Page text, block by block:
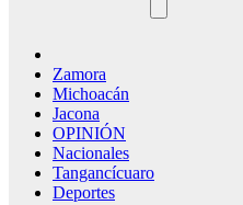
Zamora
Michoacán
Jacona
OPINIÓN
Nacionales
Tangancícuaro
Deportes